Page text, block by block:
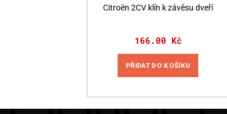
Citroën 2CV klín k závěsu dveří
166.00 Kč
PŘIDAT DO KOŠÍKU